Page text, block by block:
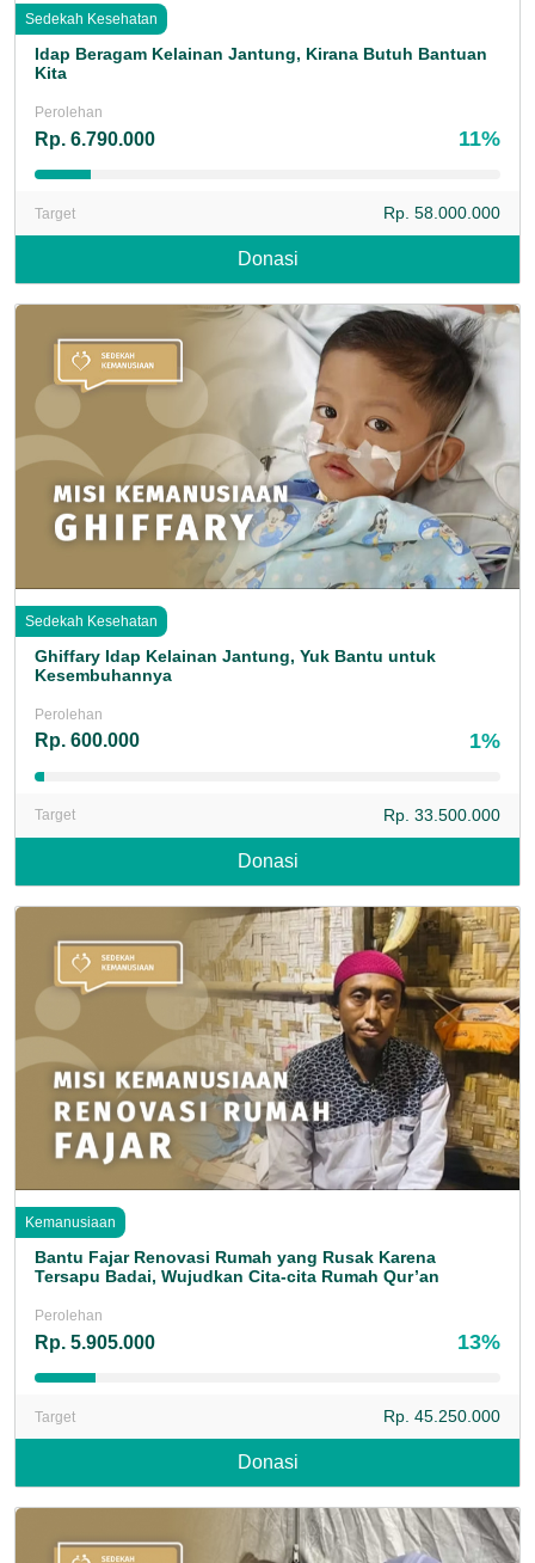
Sedekah Kesehatan
Idap Beragam Kelainan Jantung, Kirana Butuh Bantuan
Kita
Perolehan
Rp. 6.790.000 11%
Target Rp. 58.000.000
Donasi
Sedekah Kesehatan
Ghiffary Idap Kelainan Jantung, Yuk Bantu untuk
Kesembuhannya
Perolehan
Rp. 600.000 1%
Target Rp. 33.500.000
Donasi
Kemanusiaan
Bantu Fajar Renovasi Rumah yang Rusak Karena
Tersapu Badai, Wujudkan Cita-cita Rumah Qur’an
Perolehan
Rp. 5.905.000 13%
Target Rp. 45.250.000
Donasi